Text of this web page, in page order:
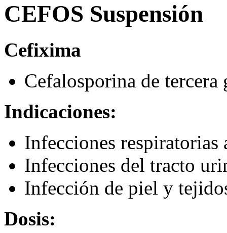
CEFOS Suspensión
Cefixima
Cefalosporina de
Indicaciones:
Infecciones respiratorias
Infecciones del tracto
Infección de piel y
Dosis: